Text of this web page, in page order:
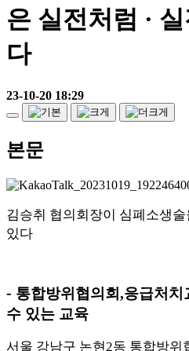
은 실전처럼 ·
다
23-10-20 18:29
본문
김승취 협의회장이 심폐소생
있다
- 통합방위협의회,응급처치
수 있는 교육
서울 강남구 논현 2동 통합방위